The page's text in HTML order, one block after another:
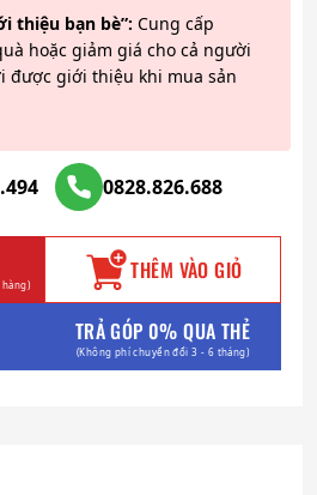
thiệu bạn bè”: Cung cấp
hoặc giảm giá cho cả người
được giới thiệu khi mua sản
0828.826.688
THÊM VÀO GIỎ
TRẢ GÓP 0% QUA THẺ
(Không phí chuyển đổi 3 - 6 tháng)